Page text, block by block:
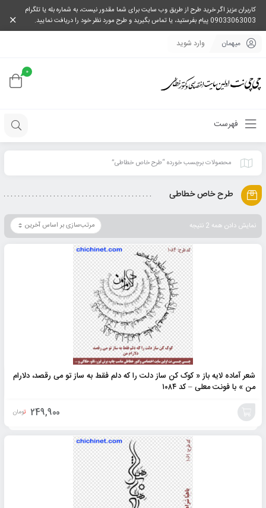
کاربران عزیز اگر خرید طرح از طریق وب سایت برای شما مقدور نیست، به شماره بله یا تلگرام
09033063003 پیام بفرستید، یا تماس بگیرید و طرح مورد نظر خود را دریافت نمایید.
میهمان وارد شوید
0
فهرست
محصولات برچسب خورده “طرح خاص خطاطی”
طرح خاص خطاطی
نمایش دادن همه 2 نتیجه
شعر آماده لایه باز « کوک کن ساز دلت را که دلم فقط به ساز تو می رقصد، دلارام
من » با فونت معلی – کد ۱۰۸۴
249,900 تومان